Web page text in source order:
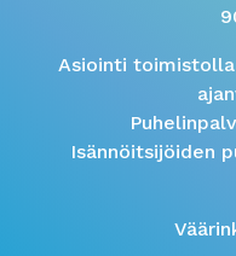
Asiointi
Isännöitsijöiden